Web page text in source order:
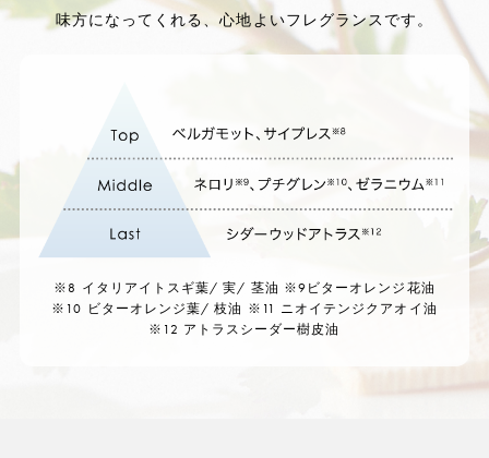
味方になってくれる、心地よいフレグランスです。
※8 イタリアイトスギ葉/ 実/ 茎油 ※9ビターオレンジ花油
※10 ビターオレンジ葉/ 枝油 ※11 ニオイテンジクアオイ油
※12 アトラスシーダー樹皮油